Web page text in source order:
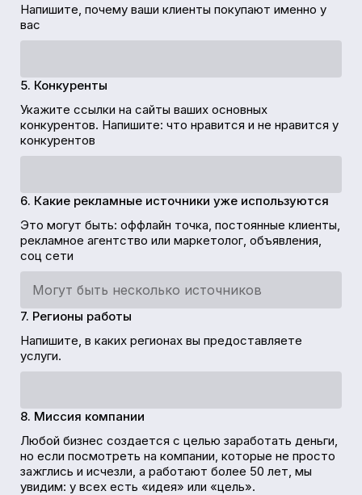
Напишите, почему ваши клиенты покупают именно у
вас
5. Конкуренты
Укажите ссылки на сайты ваших основных
конкурентов. Напишите: что нравится и не нравится у
конкурентов
6. Какие рекламные источники уже используются
Это могут быть: оффлайн точка, постоянные клиенты,
рекламное агентство или маркетолог, объявления,
соц сети
7. Регионы работы
Напишите, в каких регионах вы предоставляете
услуги.
8. Миссия компании
Любой бизнес создается с целью заработать деньги,
но если посмотреть на компании, которые не просто
зажглись и исчезли, а работают более 50 лет, мы
увидим: у всех есть «идея» или «цель».